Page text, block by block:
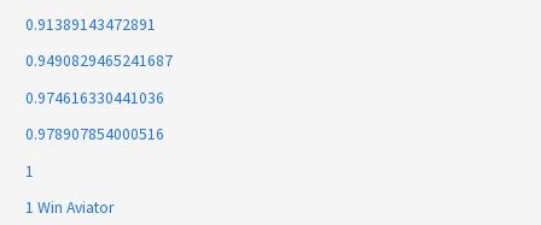
0.91389143472891
0.9490829465241687
0.974616330441036
0.978907854000516
1
1 Win Aviator